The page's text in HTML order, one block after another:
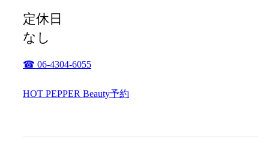
定休日
なし
☎ 06-4304-6055
HOT PEPPER Beauty予約